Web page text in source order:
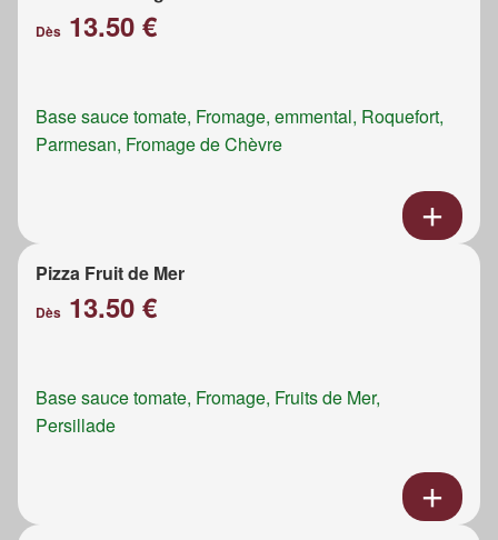
Dès 13.50 €
Base sauce tomate, Fromage, emmental, Roquefort,
Parmesan, Fromage de Chèvre
Pizza Fruit de Mer
Dès 13.50 €
Base sauce tomate, Fromage, Fruits de Mer,
Persillade